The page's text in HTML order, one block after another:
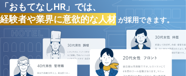
「おもてなしHR」では、
経験者や業界に意欲的な人材 が採用できます。